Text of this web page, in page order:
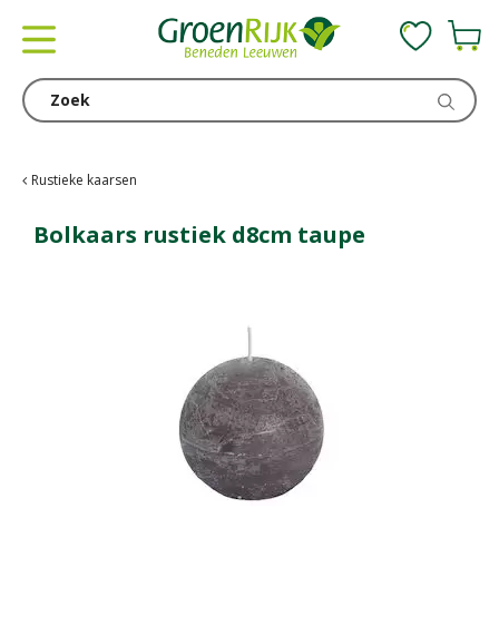
Rustieke kaarsen
Bolkaars rustiek d8cm taupe